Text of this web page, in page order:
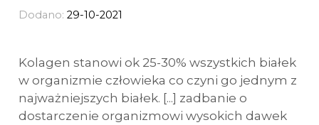
Dodano: 29-10-2021
Kolagen stanowi ok 25-30% wszystkich białek
w organizmie człowieka co czyni go jednym z
najważniejszych białek. [...] zadbanie o
dostarczenie organizmowi wysokich dawek